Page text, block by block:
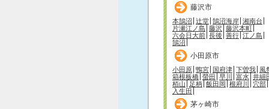
藤沢市
本鵠沼 辻堂 鵠沼海岸 湘南台
片瀬江ノ島 藤沢 藤沢本町
六会日大前 長後 善行 江ノ島
鵠沼
小田原市
小田原 鴨宮 国府津 下曽我 風
箱根板橋 螢田 早川 富水 井細
栢山
足柄 飯田岡 根府川
穴部
入生田
茅ヶ崎市